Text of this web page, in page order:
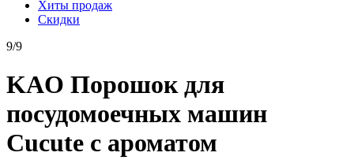
Хиты продаж
Скидки
9/9
KAO Порошок для
посудомоечных машин
Cucute с ароматом